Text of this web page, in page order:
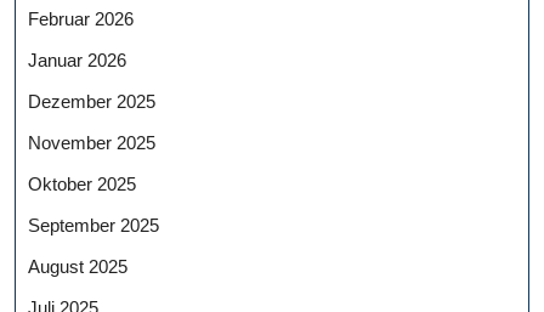
Februar 2026
Januar 2026
Dezember 2025
November 2025
Oktober 2025
September 2025
August 2025